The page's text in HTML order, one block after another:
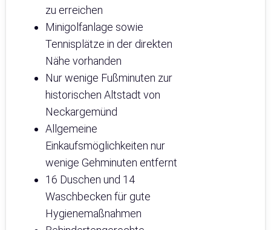
zu erreichen
Minigolfanlage sowie
Tennisplätze in der direkten
Nähe vorhanden
Nur wenige Fußminuten zur
historischen Altstadt von
Neckargemünd
Allgemeine
Einkaufsmöglichkeiten nur
wenige Gehminuten entfernt
16 Duschen und 14
Waschbecken für gute
Hygienemaßnahmen